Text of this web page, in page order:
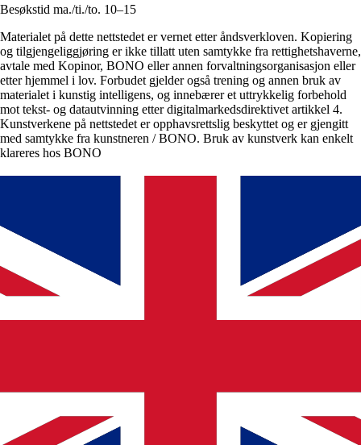
Besøkstid ma./ti./to. 10–15
Materialet på dette nettstedet er vernet etter åndsverkloven. Kopiering
og tilgjengeliggjøring er ikke tillatt uten samtykke fra rettighetshaverne,
avtale med Kopinor, BONO eller annen forvaltningsorganisasjon eller
etter hjemmel i lov. Forbudet gjelder også trening og annen bruk av
materialet i kunstig intelligens, og innebærer et uttrykkelig forbehold
mot tekst- og datautvinning etter digitalmarkedsdirektivet artikkel 4.
Kunstverkene på nettstedet er opphavsrettslig beskyttet og er gjengitt
med samtykke fra kunstneren / BONO. Bruk av kunstverk kan enkelt
klareres hos BONO